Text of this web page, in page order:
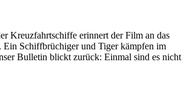
Kreuzfahrtschiffe erinnert der Film an das
Ein Schiffbrüchiger und Tiger kämpfen im
Bulletin blickt zurück: Einmal sind es nicht